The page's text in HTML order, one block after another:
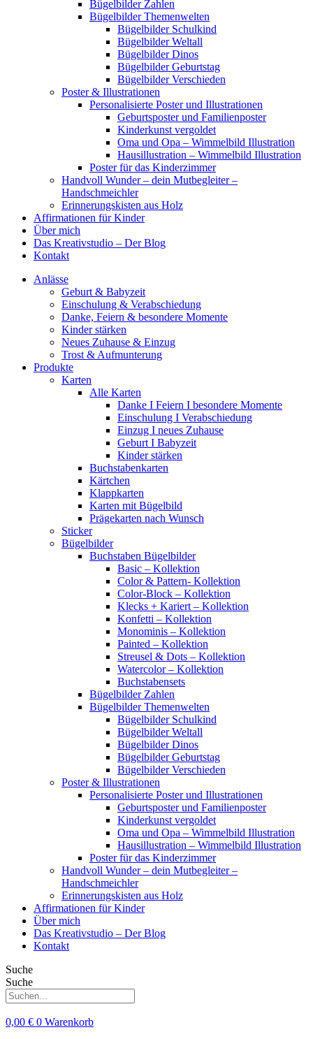
Bügelbilder Zahlen
Bügelbilder Themenwelten
Bügelbilder Schulkind
Bügelbilder Weltall
Bügelbilder Dinos
Bügelbilder Geburtstag
Bügelbilder Verschieden
Poster & Illustrationen
Personalisierte Poster und Illustrationen
Geburtsposter und Familienposter
Kinderkunst vergoldet
Oma und Opa – Wimmelbild Illustration
Hausillustration – Wimmelbild Illustration
Poster für das Kinderzimmer
Handvoll Wunder – dein Mutbegleiter –
Handschmeichler
Erinnerungskisten aus Holz
Affirmationen für Kinder
Über mich
Das Kreativstudio – Der Blog
Kontakt
Anlässe
Geburt & Babyzeit
Einschulung & Verabschiedung
Danke, Feiern & besondere Momente
Kinder stärken
Neues Zuhause & Einzug
Trost & Aufmunterung
Produkte
Karten
Alle Karten
Danke I Feiern I besondere Momente
Einschulung I Verabschiedung
Einzug I neues Zuhause
Geburt I Babyzeit
Kinder stärken
Buchstabenkarten
Kärtchen
Klappkarten
Karten mit Bügelbild
Prägekarten nach Wunsch
Sticker
Bügelbilder
Buchstaben Bügelbilder
Basic – Kollektion
Color & Pattern- Kollektion
Color-Block – Kollektion
Klecks + Kariert – Kollektion
Konfetti – Kollektion
Monominis – Kollektion
Painted – Kollektion
Streusel & Dots – Kollektion
Watercolor – Kollektion
Buchstabensets
Bügelbilder Zahlen
Bügelbilder Themenwelten
Bügelbilder Schulkind
Bügelbilder Weltall
Bügelbilder Dinos
Bügelbilder Geburtstag
Bügelbilder Verschieden
Poster & Illustrationen
Personalisierte Poster und Illustrationen
Geburtsposter und Familienposter
Kinderkunst vergoldet
Oma und Opa – Wimmelbild Illustration
Hausillustration – Wimmelbild Illustration
Poster für das Kinderzimmer
Handvoll Wunder – dein Mutbegleiter –
Handschmeichler
Erinnerungskisten aus Holz
Affirmationen für Kinder
Über mich
Das Kreativstudio – Der Blog
Kontakt
Suche
Suche
0,00 € 0 Warenkorb